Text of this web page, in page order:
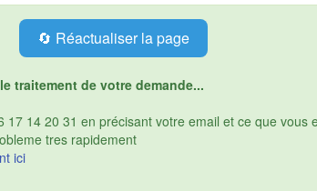
🔄 Réactualiser la page
traitement de votre demande...
17 14 20 31 en précisant votre email et ce que vous
tres rapidement
ici